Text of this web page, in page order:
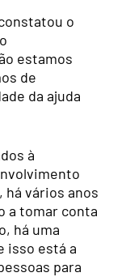
o
estamos
de
da ajuda
à
vários anos
a tomar conta
há uma
isso está a
para